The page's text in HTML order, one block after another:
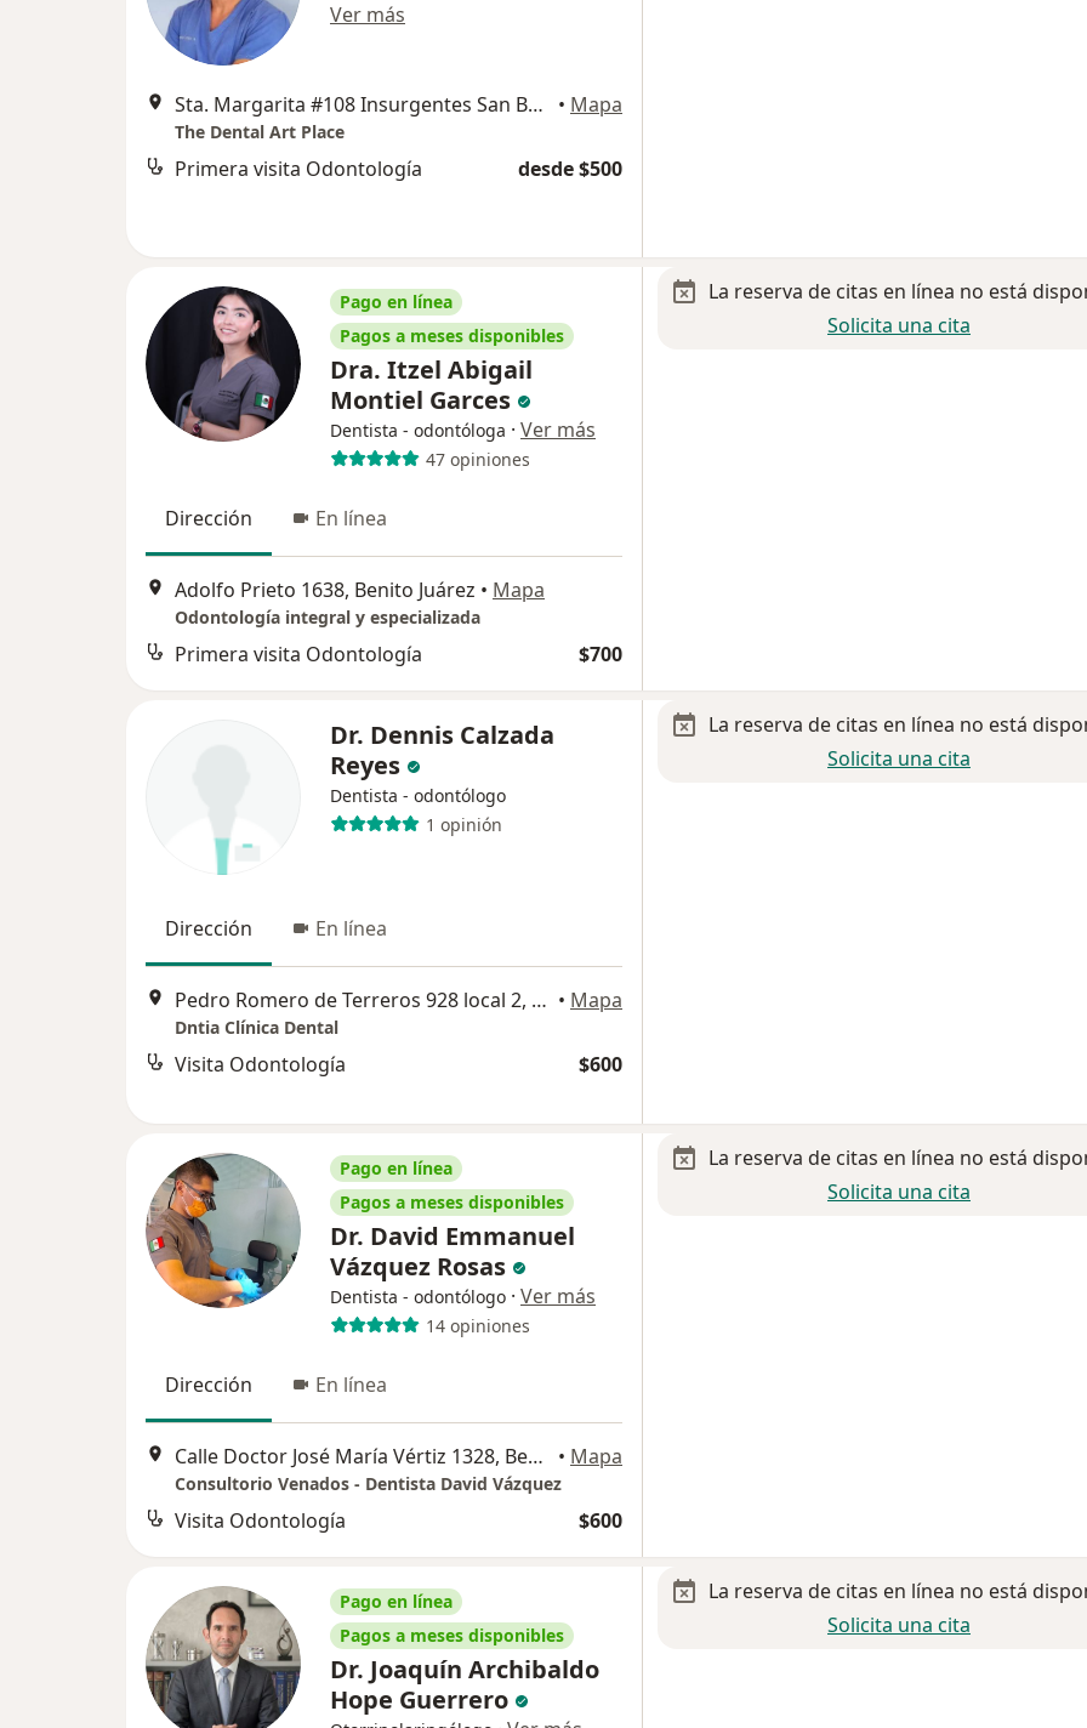
Ver más
Sta. Margarita #108 Insurgentes San Borja, Benito Juárez • Mapa
The Dental Art Place
Primera visita Odontología desde $500
Pago en línea
Pagos a meses disponibles
Dra. Itzel Abigail
Montiel Garces
Dentista - odontóloga · Ver más
47 opiniones
Dirección En línea
Adolfo Prieto 1638, Benito Juárez • Mapa
Odontología integral y especializada
Primera visita Odontología $700
La reserva de citas en línea no está
Solicita una cita
Dr. Dennis Calzada
Reyes
Dentista - odontólogo
1 opinión
Dirección En línea
Pedro Romero de Terreros 928 local 2, Ciudad de México • Mapa
Dntia Clínica Dental
Visita Odontología $600
La reserva de citas en línea no está
Solicita una cita
Pago en línea
Pagos a meses disponibles
Dr. David Emmanuel
Vázquez Rosas
Dentista - odontólogo · Ver más
14 opiniones
Dirección En línea
Calle Doctor José María Vértiz 1328, Benito Juárez • Mapa
Consultorio Venados - Dentista David Vázquez
Visita Odontología $600
La reserva de citas en línea no está
Solicita una cita
Pago en línea
Pagos a meses disponibles
Dr. Joaquín Archibaldo
Hope Guerrero
La reserva de citas en línea no está
Solicita una cita